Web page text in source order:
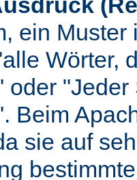
ein Muster
Wörter,
oder
Beim
sie auf